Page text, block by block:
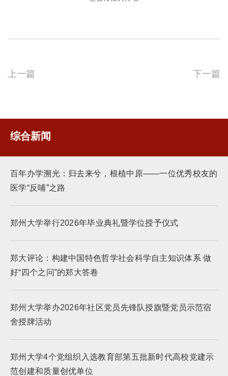
上一篇 下一篇
综合新闻
百年办学溯光：归去来兮，根植中原——一位优秀校友的
医学“反哺”之路
郑州大学举行2026年毕业典礼暨学位授予仪式
郑大评论：构建中国特色哲学社会科学自主知识体系 做
好“四个之问”的郑大答卷
郑州大学举办2026年社区党员先锋队授旗暨党员示范宿
舍授牌活动
郑州大学4个党组织入选教育部第五批新时代高校党建示
范创建和质量创优单位